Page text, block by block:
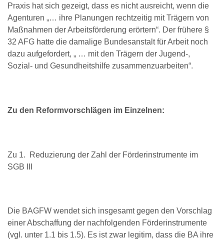
Praxis hat sich gezeigt, dass es nicht ausreicht, wenn die
Agenturen „… ihre Planungen rechtzeitig mit Trägern von
Maßnahmen der Arbeitsförderung erörtern“. Der frühere §
32 AFG hatte die damalige Bundesanstalt für Arbeit noch
dazu aufgefordert, „ … mit den Trägern der Jugend-,
Sozial- und Gesundheitshilfe zusammenzuarbeiten“.
Zu den Reformvorschlägen im Einzelnen:
Zu 1. Reduzierung der Zahl der Förderinstrumente im
SGB III
Die BAGFW wendet sich insgesamt gegen den Vorschlag
einer Abschaffung der nachfolgenden Förderinstrumente
(vgl. unter 1.1 bis 1.5). Es ist zwar legitim, dass die BA ihre